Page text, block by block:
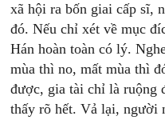
xã hội ra bốn giai cấp sĩ,
đó. Nếu chỉ xét về mục
Hán hoàn toàn có lý.
mùa thì no, mất mùa thì
được, gia tài chỉ là ruộng
thấy rõ hết. Vả lại, người